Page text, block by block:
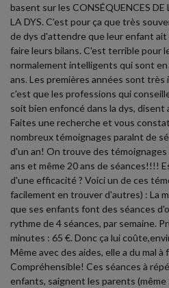
basent sur les CONSÉQUENCES DE
LA DYS. C'est pour ça que très
de dys d'attendre que leur enfant ait
faire leurs bilans. C'est terrible pour
normalement intelligents qui sont en
ans. Les premières années sont
c'est que les professions qui
soit bien enfoncé dans la dys,
Faites une recherche et vous
nombreux témoignages paralnt de
d'un an! On trouve des témoignages
ans et même 20 ans de séances!!!!
d'une efficacité ? Voici un de ces
facilement en trouver d'autres) : La
que ses enfants font des séances
rythme de 4 séances, par semaine.
minutes : 65 €. Donc ça lui
Même avec des aides, elle a du mal
Compréhensible! Ces séances à
enfants, saignent les parents